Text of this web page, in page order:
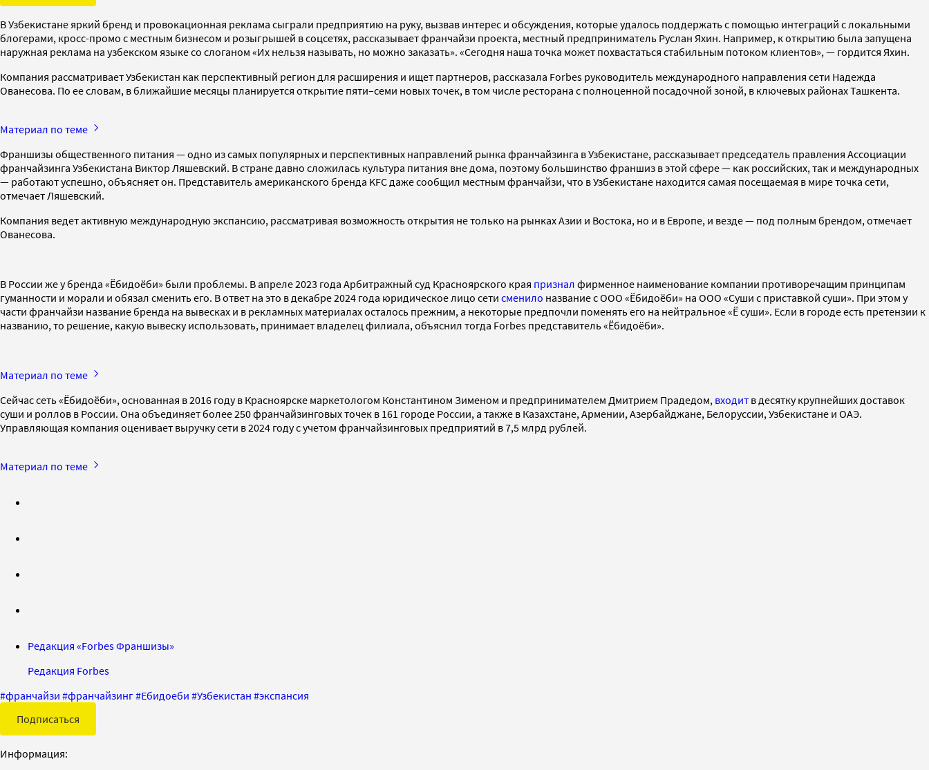
В Узбекистане яркий бренд и провокационная реклама сыграли предприятию на руку, вызвав интерес и обсуждения, которые удалось поддержать с помощью интеграций с локальными
блогерами, кросс-промо с местным бизнесом и розыгрышей в соцсетях, рассказывает франчайзи проекта, местный предприниматель Руслан Яхин. Например, к открытию была запущена
наружная реклама на узбекском языке со слоганом «Их нельзя называть, но можно заказать». «Сегодня наша точка может похвастаться стабильным потоком клиентов», — гордится Яхин.
Компания рассматривает Узбекистан как перспективный регион для расширения и ищет партнеров, рассказала Forbes руководитель международного направления сети Надежда
Ованесова. По ее словам, в ближайшие месяцы планируется открытие пяти–семи новых точек, в том числе ресторана с полноценной посадочной зоной, в ключевых районах Ташкента.
Материал по теме
Франшизы общественного питания — одно из самых популярных и перспективных направлений рынка франчайзинга в Узбекистане, рассказывает председатель правления Ассоциации
франчайзинга Узбекистана Виктор Ляшевский. В стране давно сложилась культура питания вне дома, поэтому большинство франшиз в этой сфере — как российских, так и международных
— работают успешно, объясняет он. Представитель американского бренда KFC даже сообщил местным франчайзи, что в Узбекистане находится самая посещаемая в мире точка сети,
отмечает Ляшевский.
Компания ведет активную международную экспансию, рассматривая возможность открытия не только на рынках Азии и Востока, но и в Европе, и везде — под полным брендом, отмечает
Ованесова.
В России же у бренда «Ёбидоёби» были проблемы. В апреле 2023 года Арбитражный суд Красноярского края признал фирменное наименование компании противоречащим принципам
гуманности и морали и обязал сменить его. В ответ на это в декабре 2024 года юридическое лицо сети сменило название с ООО «Ёбидоёби» на ООО «Суши с приставкой суши». При этом у
части франчайзи название бренда на вывесках и в рекламных материалах осталось прежним, а некоторые предпочли поменять его на нейтральное «Ё суши». Если в городе есть претензии к
названию, то решение, какую вывеску использовать, принимает владелец филиала, объяснил тогда Forbes представитель «Ёбидоёби».
Материал по теме
Сейчас сеть «Ёбидоёби», основанная в 2016 году в Красноярске маркетологом Константином Зименом и предпринимателем Дмитрием Прадедом, входит в десятку крупнейших доставок
суши и роллов в России. Она объединяет более 250 франчайзинговых точек в 161 городе России, а также в Казахстане, Армении, Азербайджане, Белоруссии, Узбекистане и ОАЭ.
Управляющая компания оценивает выручку сети в 2024 году с учетом франчайзинговых предприятий в 7,5 млрд рублей.
Материал по теме
Редакция «Forbes Франшизы»
Редакция Forbes
#франчайзи #франчайзинг#Ебидоеби #Узбекистан #экспансия
Подписаться
Информация: